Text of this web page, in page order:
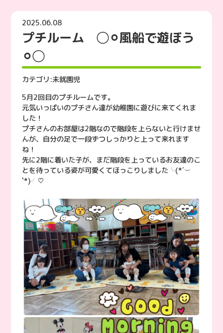
2025.06.08
プチルーム ◯⚪︎風船で遊ぼう
⚪︎◯
カテゴリ:未就園児
5月2回目のプチルームです。
元気いっぱいのプチさん達が幼稚園に遊びに来てくれま
した！
プチさんのお部屋は2階なので階段を上らないと行けませ
んが、自分の足で一段ずつしっかりと上って来れます
ね！
先に2階に着いた子が、まだ階段を上っているお友達のこ
とを待っている姿が可愛くてほっこりしました╰(*´︶
`*)╯♡